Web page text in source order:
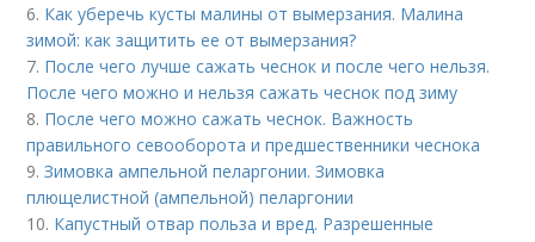
6. Как уберечь кусты малины от вымерзания. Малина
зимой: как защитить ее от вымерзания?
7. После чего лучше сажать чеснок и после чего нельзя.
После чего можно и нельзя сажать чеснок под зиму
8. После чего можно сажать чеснок. Важность
правильного севооборота и предшественники чеснока
9.Зимовка ампельной пеларгонии. Зимовка
плющелистной (ампельной) пеларгонии
10. Капустный отвар польза и вред. Разрешенные